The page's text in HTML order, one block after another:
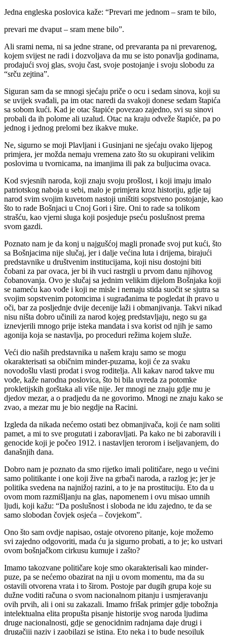
Jedna engleska poslovica kaže: “Prevari me jednom – sram te bilo,
prevari me dvaput – sram mene bilo”.
Ali srami nema, ni sa jedne strane, od prevaranta pa ni prevarenog,
kojem svijest ne radi i dozvoljava da mu se isto ponavlja godinama,
prodajući svoj glas, svoju čast, svoje postojanje i svoju slobodu za
“srču zejtina”.
Siguran sam da se mnogi sjećaju priče o ocu i sedam sinova, koji su
se uvijek svađali, pa im otac naredi da svakoji donese sedam štapića
sa sobom kući. Kad je otac štapiće povezao zajedno, svi su sinovi
probali da ih polome ali uzalud. Otac na kraju odveže štapiće, pa po
jednog i jednog prelomi bez ikakve muke.
Ne, sigurno se moji Plavljani i Gusinjani ne sjećaju ovako lijepog
primjera, jer možda nemaju vremena zato što su okupirani velikim
poslovima u tvornicama, na imanjima ili pak za buljucima ovaca.
Kod svjesnih naroda, koji znaju svoju prošlost, i koji imaju imalo
patriotskog naboja u sebi, malo je primjera kroz historiju, gdje taj
narod svim svojim kuvetom nastoji uništiti sopstveno postojanje, kao
što to rade Bošnjaci u Cnoj Gori i šire. Oni to rade sa tolikom
strašću, kao vjerni sluga koji posjeduje pseću poslušnost prema
svom gazdi.
Poznato nam je da konj u najgušćoj magli pronađe svoj put kući, što
sa Bošnjacima nije slučaj, jer i dalje većina luta i drijema, birajući
predstavnike u društvenim institucijama, koji nisu dostojni biti
čobani za par ovaca, jer bi ih vuci rastrgli u prvom danu njihovog
čobanovanja. Ovo je slučaj sa jednim velikim dijelom Bošnjaka koji
se nameću kao vođe i koji ne misle i nemaju stida suočit se sjutra sa
svojim sopstvenim potomcima i sugrađanima te pogledat ih pravo u
oči, bar za posljednje dvije decenije laži i obmanjivanja. Takvi nikad
nisu ništa dobro učinili za narod kojeg predstavljaju, nego su ga
iznevjerili mnogo prije isteka mandata i sva korist od njih je samo
agonija koja se nastavlja, po proceduri režima kojem služe.
Veći dio naših predstavnika u našem kraju samo se mogu
okarakterisati sa običnim minder-puzama, koji će za svaku
novodošlu vlasti prodat i svog roditelja. Ali kakav narod takve mu
vođe, kaže narodna poslovica, što bi bila uvreda za potomke
prokletijskih gorštaka ali više nije. Jer mnogi ne znaju gdje mu je
djedov mezar, a o pradjedu da ne govorimo. Mnogi ne znaju kako se
zvao, a mezar mu je bio negdje na Racini.
Izgleda da nikada nećemo ostati bez obmanjivača, koji će nam soliti
pamet, a mi to sve progutati i zaboravljati. Pa kako ne bi zaboravili i
genocide koji je počeo 1912. i nastavljen terorom i iseljavanjem, do
današnjih dana.
Dobro nam je poznato da smo rijetko imali političare, nego u većini
samo politikante i one koji žive na grbači naroda, a razlog je; jer je
politika svedena na najnižoj razini, a to je na prostituciju. Eto da u
ovom mom razmišljanju na glas, napomenem i ovu misao umnih
ljudi, koji kažu: “Da poslušnost i sloboda ne idu zajedno, te da se
samo slobodan čovjek osjeća – čovjekom”.
Ono što sam ovdje napisao, ostaje otvoreno pitanje, koje možemo
svi zajedno odgovoriti, mada ću ja sigurno probati, a to je; ko ustvari
ovom bošnjačkom cirkusu kumuje i zašto?
Imamo takozvane političare koje smo okarakterisali kao minder-
puze, pa se nećemo obazirat na nji u ovom momentu, ma da su
ostavili otvorena vrata i to širom. Postoje par dugih grupa koje su
dužne voditi računa o svom nacionalnom pitanju i usmjeravanju
ovih prvih, ali i oni su zakazali. Imamo frišak primjer gdje tobožnja
intelektualna elita propušta pisanje historije svog naroda ljudima
druge nacionalnosti, gdje se genocidnim radnjama daje drugi i
drugačiji naziv i zaobilazi se istina. Eto neka i to bude nesojluk